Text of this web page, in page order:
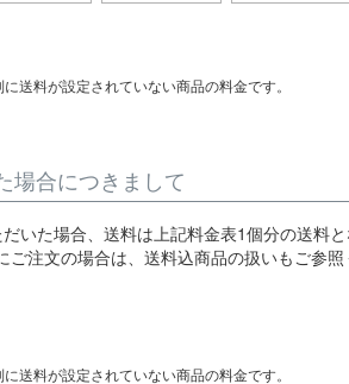
送料が設定されていない商品の料金です。
場合につきまして
いた場合、送料は上記料金表1個分の送料
注文の場合は、送料込商品の扱いもご参
送料が設定されていない商品の料金です。